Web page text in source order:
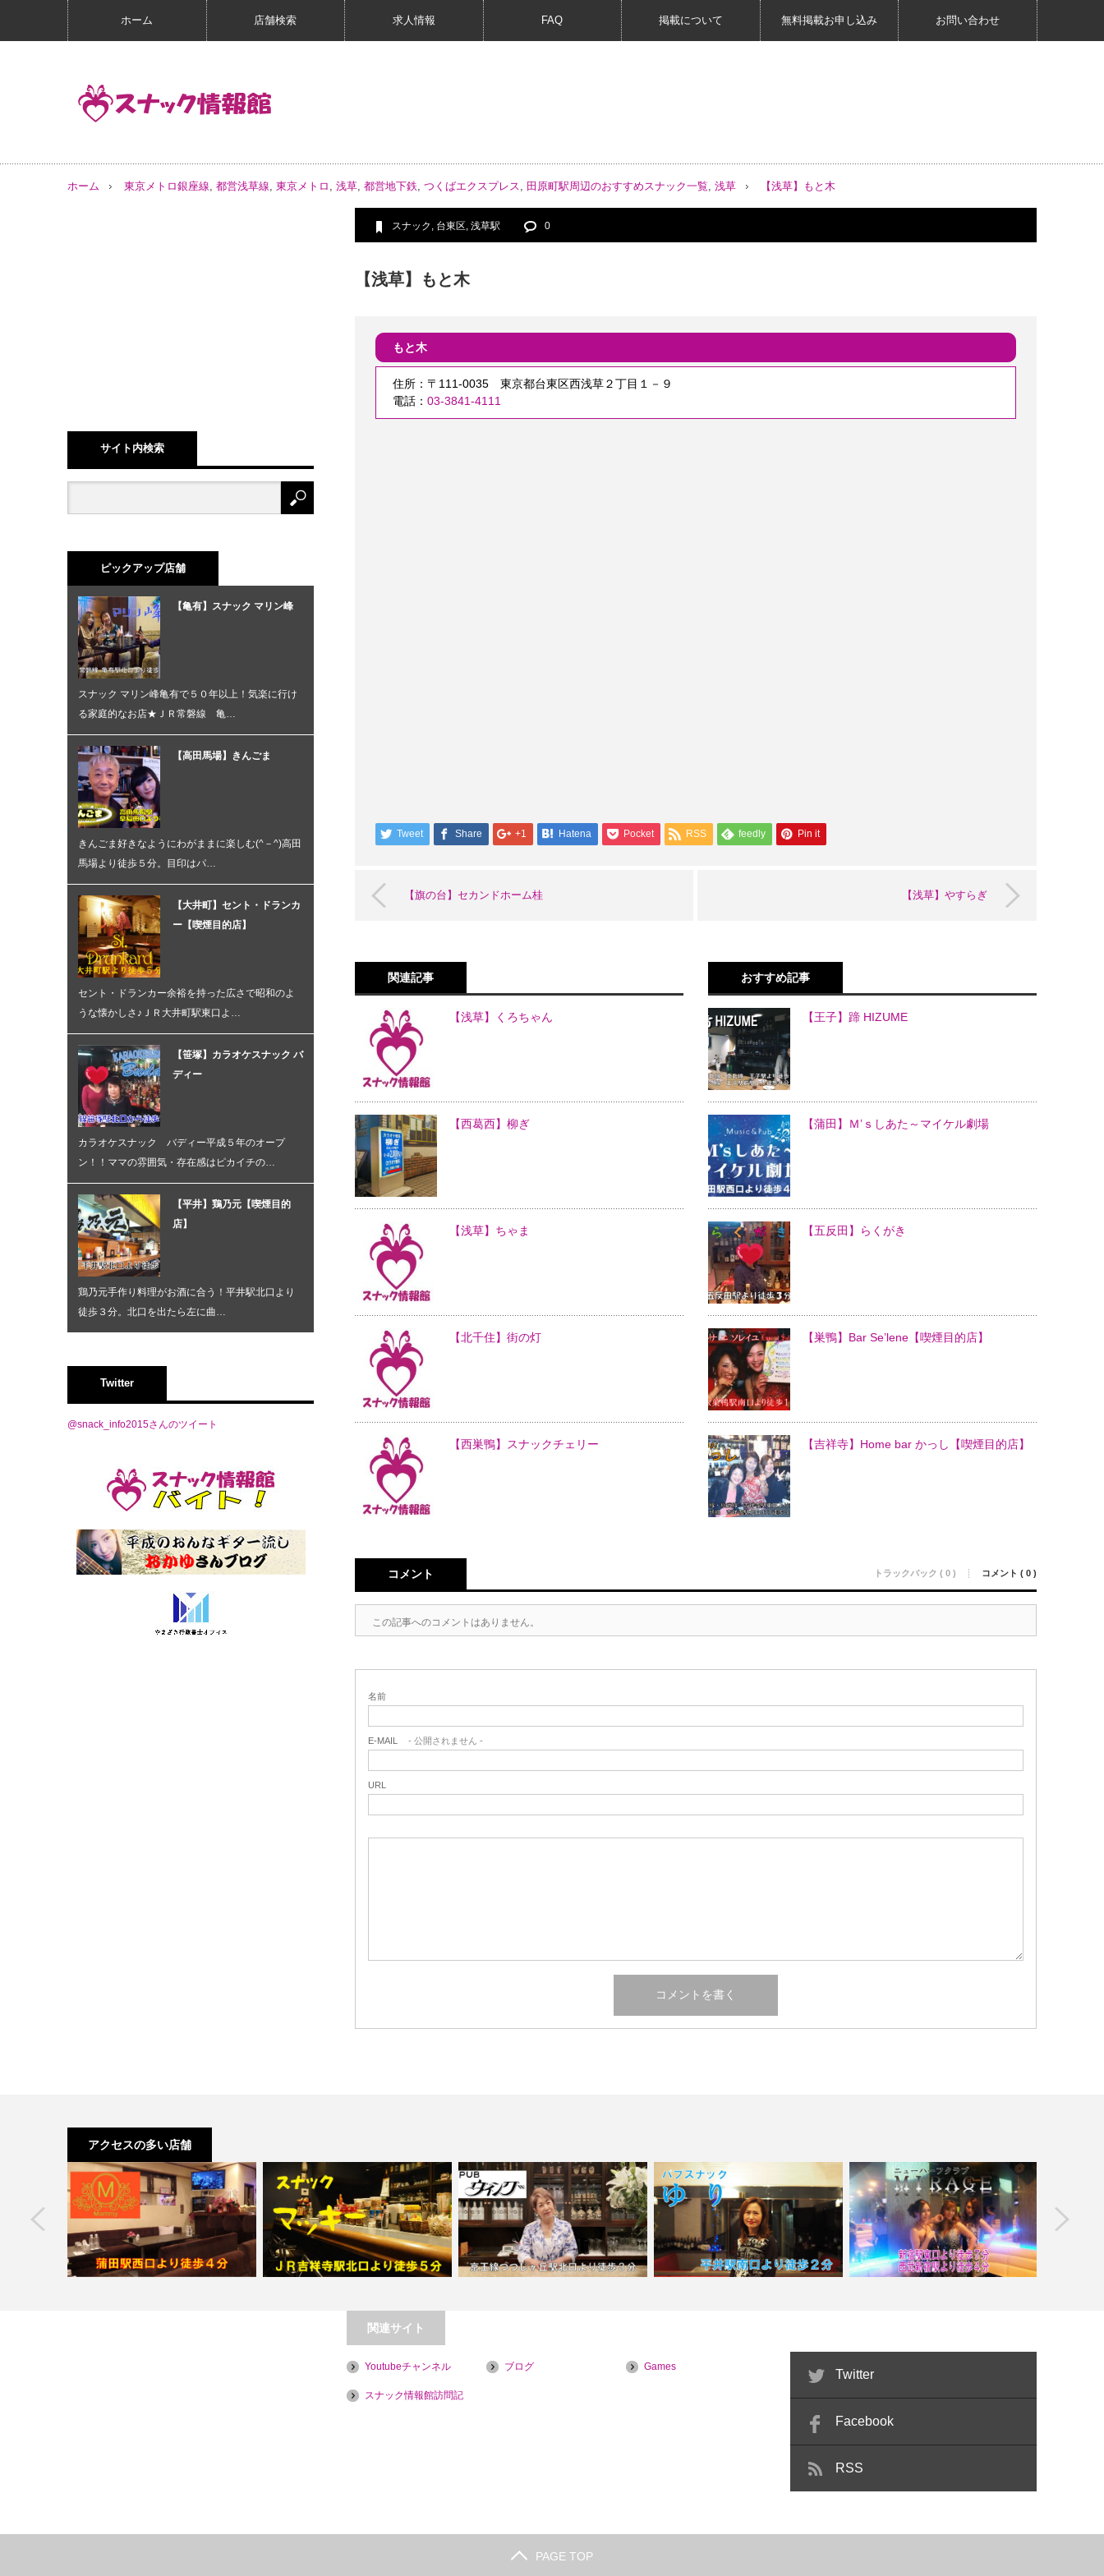
ホーム 店舗検索 求人情報 FAQ 掲載について 無料掲載お申し込み お問い合わせ
ホーム 東京メトロ銀座線, 都営浅草線, 東京メトロ , 浅草, 都営地下鉄, つくばエクスプレス, 田原町駅周辺のおすすめスナック一覧, 浅草 【浅草】もと木
スナック , 台東区, 浅草駅 0
【浅草】もと木
もと木
住所：〒111-0035 東京都台東区西浅草２丁目１－９
電話： 03-3841-4111
Tweet Share +1 Hatena Pocket RSS feedly Pin it
【旗の台】セカンドホーム桂 【浅草】やすらぎ
関連記事
【浅草】くろちゃん
【西葛西】柳ぎ
【浅草】ちゃま
【北千住】街の灯
【西巣鴨】スナックチェリー
おすすめ記事
【王子】蹄 HIZUME
【蒲田】Ｍ’ｓしあた～マイケル劇場
【五反田】らくがき
【巣鴨】Bar Se’lene【喫煙目的店】
【吉祥寺】Home bar かっし【喫煙目的店】
コメント トラックバック ( 0 ) コメント ( 0 )
この記事へのコメントはありません。
名前
E-MAIL - 公開されません -
URL
サイト内検索
ピックアップ店舗
【亀有】スナック マリン峰
スナック マリン峰亀有で５０年以上！気楽に行け
る家庭的なお店★ＪＲ常磐線 亀…
【高田馬場】きんごま
きんごま好きなようにわがままに楽しむ(^－^)高田
馬場より徒歩５分。目印はパ…
【大井町】セント・ドランカ
ー【喫煙目的店】
セント・ドランカー余裕を持った広さで昭和のよ
うな懐かしさ♪ＪＲ大井町駅東口よ…
【笹塚】カラオケスナック バ
ディー
カラオケスナック バディー平成５年のオープ
ン！！ママの雰囲気・存在感はピカイチの…
【平井】鶏乃元【喫煙目的
店】
鶏乃元手作り料理がお酒に合う！平井駅北口より
徒歩３分。北口を出たら左に曲…
Twitter
@snack_info2015さんのツイート
アクセスの多い店舗
的店】
【つつじヶ丘】PUBウィング
【平井】パブスナックゆり【喫煙目的
【新宿】ニューハーフクラブ ＭＩＲ
関連サイト
Youtubeチャンネル ブログ Games
スナック情報館訪問記
Twitter
Facebook
RSS
PAGE TOP